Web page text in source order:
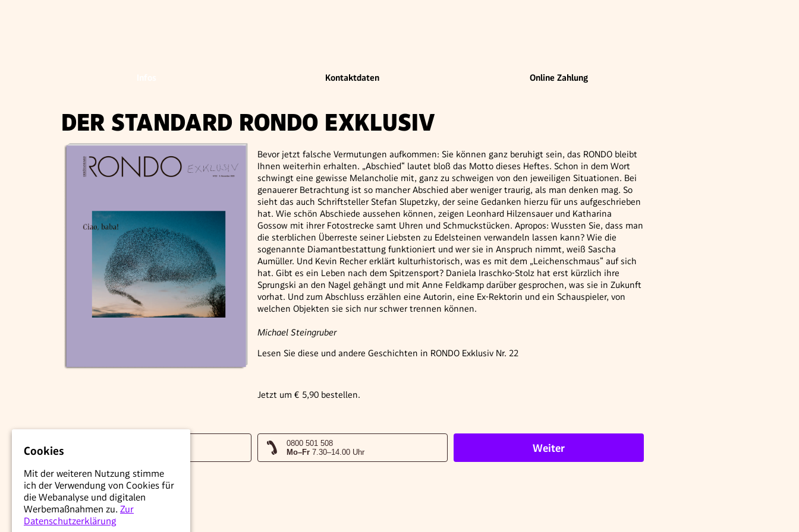
Kontaktdaten Online Zahlung
DER STANDARD RONDO EXKLUSIV
Bevor jetzt falsche Vermutungen aufkommen: Sie können ganz beruhigt sein, das RONDO bleibt
Ihnen weiterhin erhalten. „Abschied“ lautet bloß das Motto dieses Heftes. Schon in dem Wort
schwingt eine gewisse Melancholie mit, ganz zu schweigen von den jeweiligen Situationen. Bei
genauerer Betrachtung ist so mancher Abschied aber weniger traurig, als man denken mag. So
sieht das auch Schriftsteller Stefan Slupetzky, der seine Gedanken hierzu für uns aufgeschrieben
hat. Wie schön Abschiede aussehen können, zeigen Leonhard Hilzensauer und Katharina
Gossow mit ihrer Fotostrecke samt Uhren und Schmuckstücken. Apropos: Wussten Sie, dass man
die sterblichen Überreste seiner Liebsten zu Edelsteinen verwandeln lassen kann? Wie die
sogenannte Diamantbestattung funktioniert und wer sie in Anspruch nimmt, weiß Sascha
Aumüller. Und Kevin Recher erklärt kulturhistorisch, was es mit dem „Leichenschmaus“ auf sich
hat. Gibt es ein Leben nach dem Spitzensport? Daniela Iraschko-Stolz hat erst kürzlich ihre
Sprungski an den Nagel gehängt und mit Anne Feldkamp darüber gesprochen, was sie in Zukunft
vorhat. Und zum Abschluss erzählen eine Autorin, eine Ex-Rektorin und ein Schauspieler, von
welchen Objekten sie sich nur schwer trennen können.
Michael Steingruber
Lesen Sie diese und andere Geschichten in RONDO Exklusiv Nr. 22
Jetzt um € 5,90 bestellen.
0800 501 508
Mo–Fr7.30–14.00 Uhr Weiter
Cookies
Mit der weiteren Nutzung stimme
ich der Verwendung von Cookies für
die Webanalyse und digitalen
Werbemaßnahmen zu. Zur
Datenschutzerklärung